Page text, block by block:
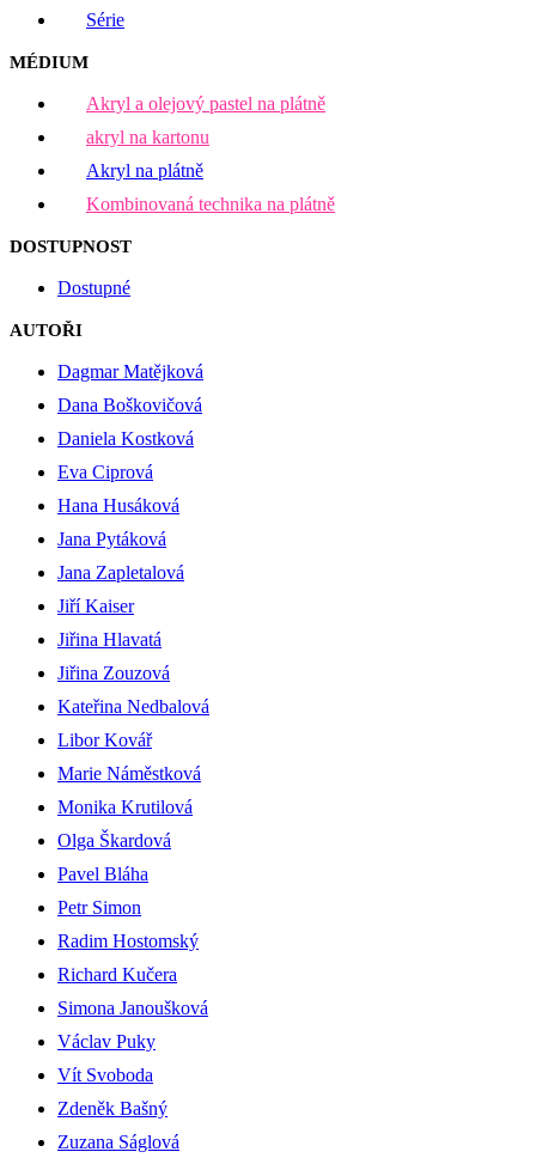
Série
MÉDIUM
Akryl a olejový pastel na plátně
akryl na kartonu
Akryl na plátně
Kombinovaná technika na plátně
DOSTUPNOST
Dostupné
AUTOŘI
Dagmar Matějková
Dana Boškovičová
Daniela Kostková
Eva Ciprová
Hana Husáková
Jana Pytáková
Jana Zapletalová
Jiří Kaiser
Jiřina Hlavatá
Jiřina Zouzová
Kateřina Nedbalová
Libor Kovář
Marie Náměstková
Monika Krutilová
Olga Škardová
Pavel Bláha
Petr Simon
Radim Hostomský
Richard Kučera
Simona Janoušková
Václav Puky
Vít Svoboda
Zdeněk Bašný
Zuzana Ságlová